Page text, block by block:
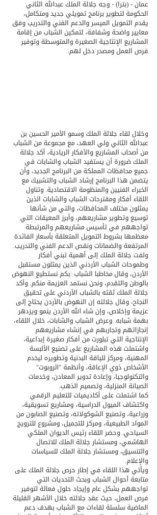
عمان - (بترا) - وجه جلالة الملك عبدالله الثاني
الحكومة لتطوير برنامج تمويلي جديد ومتكامل،
يقدم التمويل الميسر والدعم الفني والتدريب وفق
معايير واضحة وشفافة، لتمكين الشباب من إقامة
المشاريع الإنتاجية الصغيرة والمتوسطة وتوفير
فرص العمل ومصدر دخل لهم.
وخلال لقاء جلالة الملك وسمو الأمير الحسين بن
عبدالله الثاني ولي العهد، مع مجموعة من الشباب
من أصحاب المشاريع والأفكار الريادية، أكد جلالة
الملك ضرورة أن يستفيد الشباب والشابات في
جميع محافظات المملكة من البرنامج الجديد، وأن
يتضمن هذا البرنامج إرشاد الشباب والتشبيك مع
الخبراء الفنيين والمنظومة الاقتصادية. وتناول
اللقاء أفكار ومقترحات الشباب والشابات الذين
يمثلون مختلف المحافظات، والتي من شأنها
توسيع وتطوير مشاريعهم، وأبرز المعيقات التي
تواجههم في تأسيس مشاريعهم والمرتبطة
معظمها بشروط التمويل المتعلقة بأسعار الفائدة
المرتفعة والضمانات ونقص الدعم الفني والتدريب.
ولفت جلالة الملك إلى أهمية تبني أفكار
وطموحات الشباب الأردني الذين يمثلون مستقبل
الأردن، وقال مخاطبا الشباب :بكم نستطيع النهوض
بالوطن والتقدم، ونحن نستمد العزيمة منكم. وأكد
جلالة الملك ثقته بالشباب الأردني على تحقيق
النجاح، وقال جلالته إن النهوض بالأردن يحتاج إلى
عزيمة وإخلاص، وإن شاء الله الأردن ينمو ويزدهر
بهمة شبابه. وعرض الشباب والشابات، خلال اللقاء،
إنجازاتهم وتجاربهم في إنشاء مشاريعهم
الإنتاجية التي تبلورت من أفكار صغيرة إبداعية،
واشتملت هذه المشاريع على تصنيع الألبسة
المهنية، ومركز للياقة البدنية وتطويره ليخدم
الأشخاص ذوي الإعاقة، وأنظمة "الروبوت"
والتكنولوجيا، وإعادة تدوير المعادن، وخدمات
الصيانة المنزلية، وتصميم الذهب.
كما اشتملت على أكاديميات للتعليم الرقمي
واكتشاف الميول الدراسية، ومشاريع تسويقية،
وزراعية، وتصنيع الشوكولاته، وتصنيع الصابون من
المواد الطبيعية، ومركز للتجميل، ومشروع للترويج
السياحي. وحضر اللقاء رئيس الديوان الملكي
الهاشمي، ومستشار جلالة الملك للاتصال
والتنسيق، ومستشار جلالة الملك للسياسات
والإعلام.
ويأتي هذا اللقاء في إطار حرص جلالة الملك على
متابعة أحوال الشباب وبحث التحديات التي
تواجههم بشكل عام وإيجاد حلول فعالة لتوفير
فرص العمل، حيث عقد جلالته خلال الأشهر القليلة
الماضية سلسلة لقاءات مع الشباب بهدف دعم